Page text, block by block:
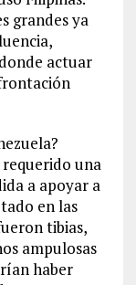
grandes ya
actuar
una
a apoyar a
en las
tibias,
ampulosas
haber